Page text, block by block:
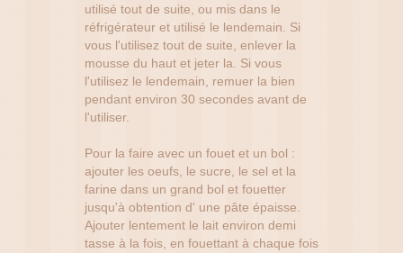
utilisé tout de suite, ou mis dans le
réfrigérateur et utilisé le lendemain. Si
vous l'utilisez tout de suite, enlever la
mousse du haut et jeter la. Si vous
l'utilisez le lendemain, remuer la bien
pendant environ 30 secondes avant de
l'utiliser.
Pour la faire avec un fouet et un bol :
ajouter les oeufs, le sucre, le sel et la
farine dans un grand bol et fouetter
jusqu'à obtention d' une pâte épaisse.
Ajouter lentement le lait environ demi
tasse à la fois, en fouettant à chaque fois